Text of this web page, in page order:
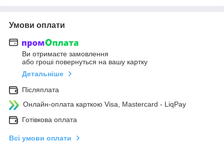
Умови оплати
Ви отримаєте замовлення
або гроші повернуться на вашу картку
Детальніше
Післяплата
Онлайн-оплата карткою Visa, Mastercard - LiqPay
Готівкова оплата
Всі умови оплати